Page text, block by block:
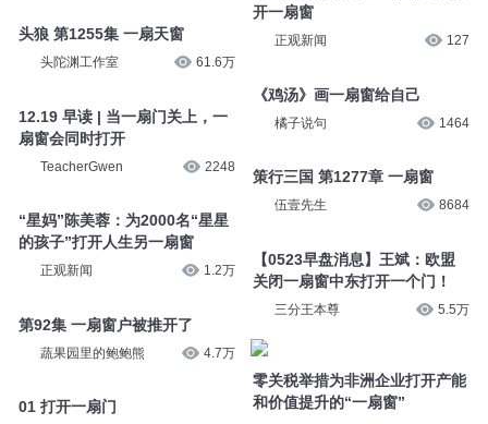
头狼 第1255集 一扇天窗
头陀渊工作室 61.6万
12.19 早读 | 当一扇门关上，一
扇窗会同时打开
TeacherGwen 2248
“星妈”陈美蓉：为2000名“星星
的孩子”打开人生另一扇窗
正观新闻 1.2万
第92集 一扇窗户被推开了
蔬果园里的鲍鲍熊 4.7万
01 打开一扇门
开一扇窗
正观新闻 127
《鸡汤》画一扇窗给自己
橘子说句 1464
策行三国 第1277章 一扇窗
伍壹先生 8684
【0523早盘消息】王斌：欧盟
关闭一扇窗中东打开一个门！
三分王本尊 5.5万
零关税举措为非洲企业打开产能
和价值提升的“一扇窗”